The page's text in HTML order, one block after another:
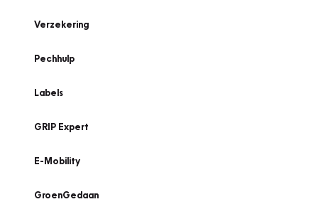
Verzekering
Pechhulp
Labels
GRIP Expert
E-Mobility
GroenGedaan